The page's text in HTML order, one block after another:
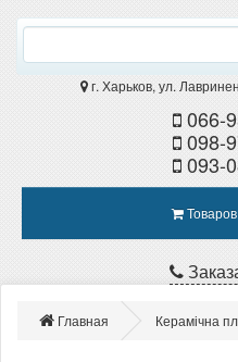
г. Харьков, ул.
066-
098-
093-
Главная Керамічна